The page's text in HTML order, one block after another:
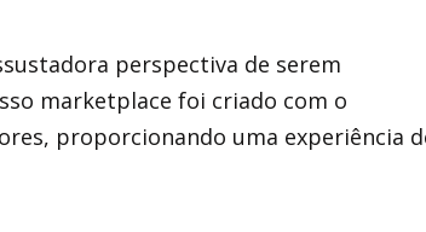
perspectiva de serem
marketplace foi criado com o
proporcionando uma experiência